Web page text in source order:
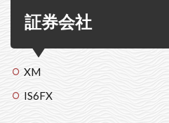
証券会社
XM
IS6FX